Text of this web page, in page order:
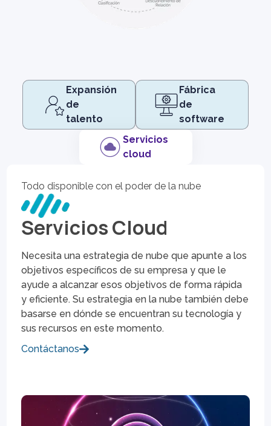
Expansión
de
talento
Fábrica
de
software
Servicios
cloud
Todo disponible con el poder de la nube
Servicios Cloud
Necesita una estrategia de nube que apunte a los
objetivos específicos de su empresa y que le
ayude a alcanzar esos objetivos de forma rápida
y eficiente. Su estrategia en la nube también debe
basarse en dónde se encuentran su tecnología y
sus recursos en este momento.
Contáctanos